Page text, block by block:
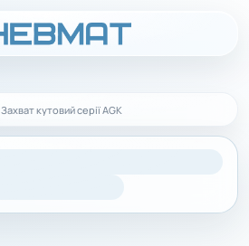
Захват кутовий серії AGK